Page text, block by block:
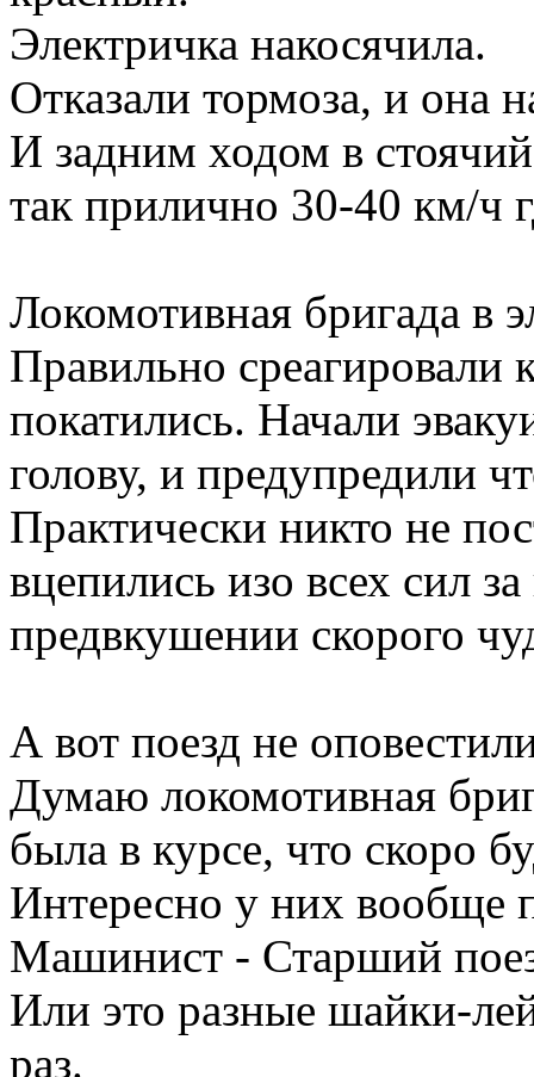
Электричка накосячила.
Отказали тормоза, и она
И задним ходом в
так прилично 30-40 км/ч
Локомотивная бригада в
Правильно среагировали
покатились. Начали
голову, и предупредили
Практически никто не
вцепились изо всех сил
предвкушении скорого
А вот поезд не
Думаю локомотивная
была в курсе, что скоро
Интересно у них вообще
Машинист - Старший
Или это разные шайки-
раз.